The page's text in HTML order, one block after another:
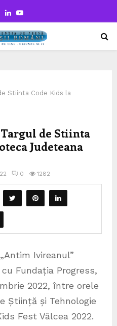
LinkedinYoutube
Stiinta Code Kids la
de Stiinta
Judeteana
0 1282
Ivireanul”
Fundația Progress,
2022, între orele
Știință și Tehnologie
Fest Vâlcea 2022.